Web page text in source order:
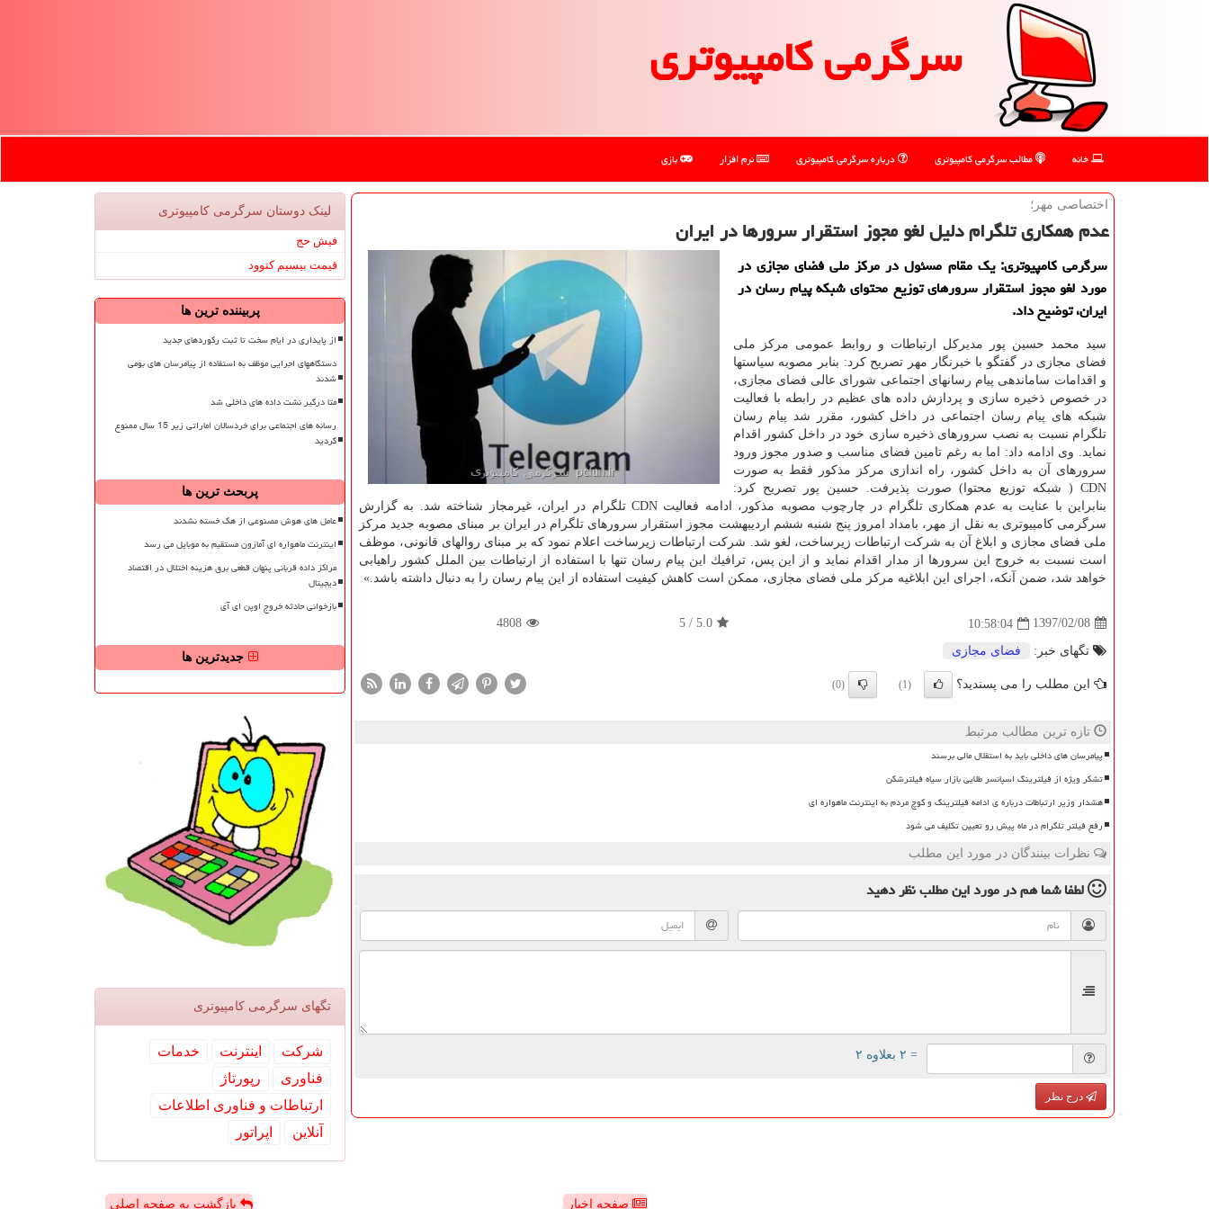
سرگرمی كامپیوتری
خانه مطالب سرگرمی كامپیوتری درباره سرگرمی كامپیوتری نرم افزار بازی
اختصاصی مهر؛
عدم همكاری تلگرام دلیل لغو مجوز استقرار سرورها در ایران
سرگرمی كامپیوتری: یك مقام مسئول در مركز ملی فضای مجازی در
مورد لغو مجوز استقرار سرورهای توزیع محتوای شبكه پیام رسان در
ایران، توضیح داد.
سید محمد حسین پور مدیركل ارتباطات و روابط عمومی مركز ملی
فضای مجازی در گفتگو با خبرنگار مهر تصریح كرد: بنابر مصوبه سیاستها
و اقدامات ساماندهی پیام رسانهای اجتماعی شورای عالی فضای مجازی،
در خصوص ذخیره سازی و پردازش داده های عظیم در رابطه با فعالیت
شبكه های پیام رسان اجتماعی در داخل كشور، مقرر شد پیام رسان
تلگرام نسبت به نصب سرورهای ذخیره سازی خود در داخل كشور اقدام
نماید. وی ادامه داد: اما به رغم تامین فضای مناسب و صدور مجوز ورود
سرورهای آن به داخل كشور، راه اندازی مركز مذكور فقط به صورت
CDN ( شبكه توزیع محتوا) صورت پذیرفت. حسین پور تصریح كرد:
بنابراین با عنایت به عدم همكاری تلگرام در چارچوب مصوبه مذكور، ادامه فعالیت CDN تلگرام در ایران، غیرمجاز شناخته شد. به گزارش
سرگرمی كامپیوتری به نقل از مهر، بامداد امروز پنج شنبه ششم اردیبهشت مجوز استقرار سرورهای تلگرام در ایران بر مبنای مصوبه جدید مركز
ملی فضای مجازی و ابلاغ آن به شركت ارتباطات زیرساخت، لغو شد. شركت ارتباطات زیرساخت اعلام نمود كه بر مبنای روالهای قانونی، موظف
است نسبت به خروج این سرورها از مدار اقدام نماید و از این پس، ترافیك این پیام رسان تنها با استفاده از ارتباطات بین الملل كشور راهیابی
خواهد شد، ضمن آنكه، اجرای این ابلاغیه مركز ملی فضای مجازی، ممكن است كاهش كیفیت استفاده از این پیام رسان را به دنبال داشته باشد.»
1397/02/08
10:58:04
5.0
/
5
4808
تگهای خبر: فضای مجازی
این مطلب را می پسندید؟ (1)
(0)
تازه ترین مطالب مرتبط
پیامرسان های داخلی باید به استقلال مالی برسند
تشکر ویژه از فیلترینگ اسپانسر طلایی بازار سیاه فیلترشکن
هشدار وزیر ارتباطات درباره ی ادامه فیلترینگ و کوچ مردم به اینترنت ماهواره ای
رفع فیلتر تلگرام در ماه پیش رو تعیین تکلیف می شود
نظرات بینندگان در مورد این مطلب
لطفا شما همدر مورد این مطلبنظر دهید
= ۲ بعلاوه ۲
درج نظر
لینک دوستان سرگرمی كامپیوتری
فیش حج
قیمت بیسیم کنوود
پربیننده ترین ها
از پایداری در ایام سخت تا ثبت رکوردهای جدید
دستگاههای اجرایی موظف به استفاده از پیامرسان های بومی
شدند
متا درگیر نشت داده های داخلی شد
رسانه های اجتماعی برای خردسالان اماراتی زیر 15 سال ممنوع
گردید
پربحث ترین ها
عامل های هوش مصنوعی از هک خسته نشدند
اینترنت ماهواره ای آمازون مستقیم به موبایل می رسد
مراکز داده قربانی پنهان قطعی برق هزینه اختلال در اقتصاد
دیجیتال
بازخوانی حادثه خروج اوپن ای آی
جدیدترین ها
تگهای سرگرمی كامپیوتری
شركت اینترنت
خدمات
فناوری
رپورتاژ
ارتباطات و فناوری اطلاعات
آنلاین
اپراتور
صفحه اخبار بازگشت به صفحه اصلی